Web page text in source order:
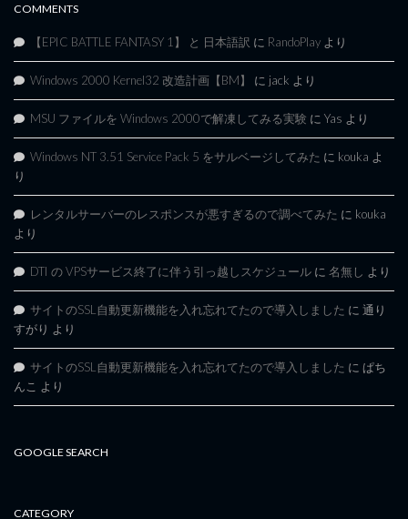
COMMENTS
【EPIC BATTLE FANTASY 1】 と 日本語訳 に RandoPlay より
Windows 2000 Kernel32 改造計画【BM】 に jack より
MSU ファイルを Windows 2000で解凍してみる実験 に Yas より
Windows NT 3.51 Service Pack 5 をサルベージしてみた に kouka よ
り
レンタルサーバーのレスポンスが悪すぎるので調べてみた に kouka
より
DTI の VPSサービス終了に伴う引っ越しスケジュール に 名無し より
サイトのSSL自動更新機能を入れ忘れてたので導入しました に 通り
すがり より
サイトのSSL自動更新機能を入れ忘れてたので導入しました に ぱち
んこ より
GOOGLE SEARCH
CATEGORY